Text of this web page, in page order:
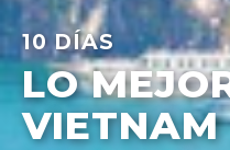
10 DÍAS
LO
VIETNAM